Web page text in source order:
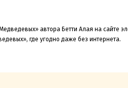
автора Бетти Алая на сайте
где угодно даже без интернета.